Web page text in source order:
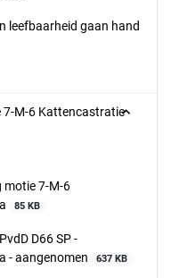
leefbaarheid gaan hand
M-6 Kattencastratie
motie 7-M-6
85 KB
D66 SP -
- aangenomen
637 KB